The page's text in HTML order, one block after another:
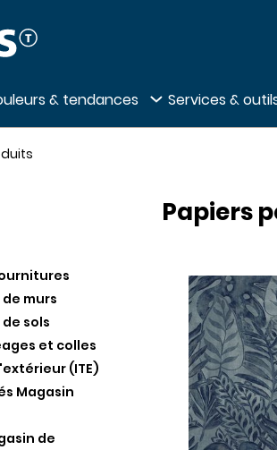
magasins et aller au pied de
& tendances Services &
murs
sols
et colles
(ITE)
Magasin
de
Papiers